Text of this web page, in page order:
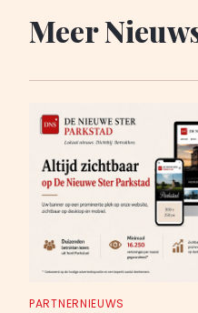
Meer
PARTNERNIEUWS